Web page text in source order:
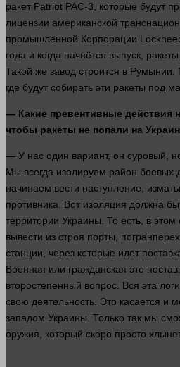
ракет Patriot PAC-3, которые будут
лицензии американской
промышленной Корпорации
года и когда начнётся выпуск,
Такой же завод строится в Румынии.
где будут собирать эти ракеты под
— Какие превентивные действия
чтобы ракеты не попали на
— У нас один вариант, он суровый,
Мы всегда изолируем район боевых
начинаем вести наступление,
противника. Вот изоляция должна
территории Украины. То есть, в этом
вывести из строя порты,
станции, через которые идет
Военная или гражданская это
второстепенный вопрос . Вся эта
свою деятельность . Это касается и
западом Украины. Только так мы
оружия, который скоро просто